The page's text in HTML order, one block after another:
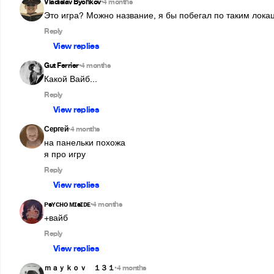
•
Это игра? Можно название, я бы побегал по таким
Reply
View replies
Gut Ferrier•4 months
Какой Вайб...
Reply
View replies
Сергей•4 months
на панельки похожа
я про игру
Reply
View replies
ᴘsʏᴄʜᴏ ᴍɪsɪᴅᴇ•4 months
+вайб
Reply
View replies
ｍａｙｋｏｖ １３１•4 months